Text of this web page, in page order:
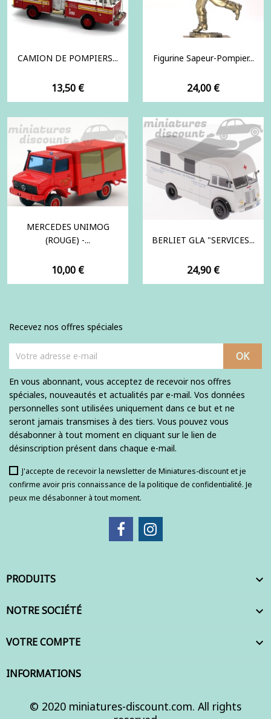
CAMION DE POMPIERS...
Prix
13,50 €
Figurine Sapeur-Pompier...
Prix
24,00 €
MERCEDES UNIMOG
(ROUGE) -...
Prix
10,00 €
BERLIET GLA "SERVICES...
Prix
24,90 €
Recevez nos offres spéciales
En vous abonnant, vous acceptez de recevoir nos offres
spéciales, nouveautés et actualités par e-mail. Vos données
personnelles sont utilisées uniquement dans ce but et ne
seront jamais transmises à des tiers. Vous pouvez vous
désabonner à tout moment en cliquant sur le lien de
désinscription présent dans chaque e-mail.
J'accepte de recevoir la newsletter de Miniatures-discount et je
confirme avoir pris connaissance de la politique de confidentialité. Je
peux me désabonner à tout moment.
PRODUITS 
NOTRE SOCIÉTÉ 
VOTRE COMPTE 
INFORMATIONS
© 2020 miniatures-discount.com. All rights